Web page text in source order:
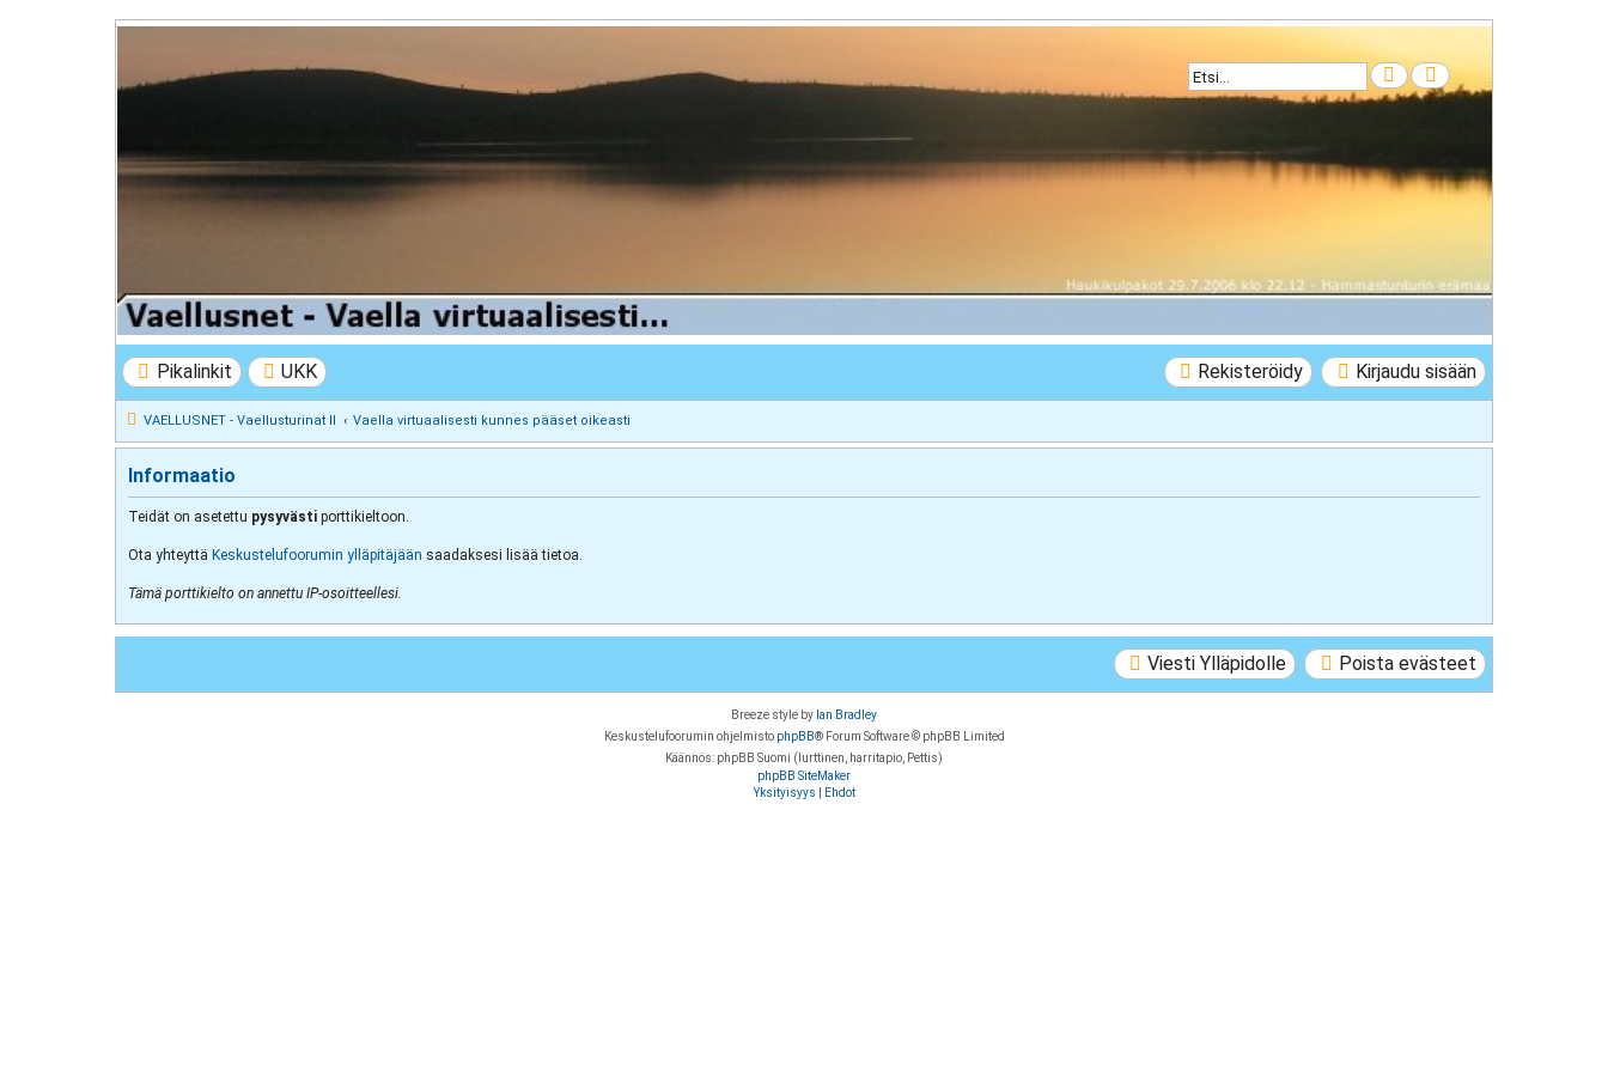
Etsi Tarkennettu haku
VAELLUSNET - Vaellusturinat II
Keskustelua vaeltamisesta ja Lapista
Pikalinkit UKK Kirjaudu sisään
Rekisteröidy
VAELLUSNET - Vaellusturinat II Vaella virtuaalisesti kunnes pääset oikeasti
Informaatio
Teidät on asetettu pysyvästi porttikieltoon.
Ota yhteyttä Keskustelufoorumin ylläpitäjään saadaksesi lisää tietoa.
Tämä porttikielto on annettu IP-osoitteellesi.
Poista evästeet
Viesti Ylläpidolle
Breeze style by Ian Bradley
Keskustelufoorumin ohjelmisto phpBB® Forum Software © phpBB Limited
Käännös: phpBB Suomi (lurttinen, harritapio, Pettis)
phpBB SiteMaker
Yksityisyys
Ehdot